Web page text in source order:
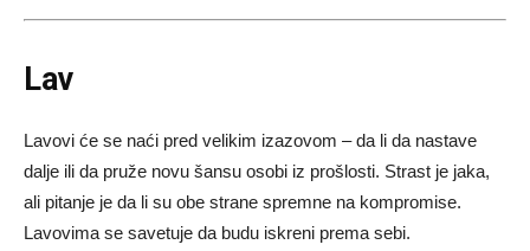
Lav
Lavovi će se naći pred velikim izazovom – da li da nastave
dalje ili da pruže novu šansu osobi iz prošlosti. Strast je jaka,
ali pitanje je da li su obe strane spremne na kompromise.
Lavovima se savetuje da budu iskreni prema sebi.